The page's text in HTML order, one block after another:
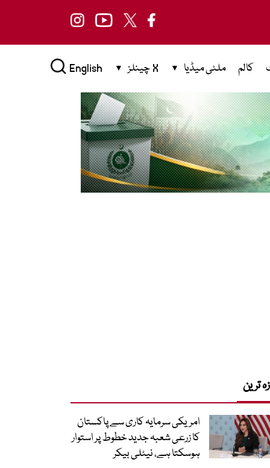
کالم ملٹی میڈیا X چینلز English
ترین
امریکی سرمایہ کاری سے پاکستان
کا زرعی شعبہ جدید خطوط پر استوار
ہوسکتا ہے، نیٹلی بیکر